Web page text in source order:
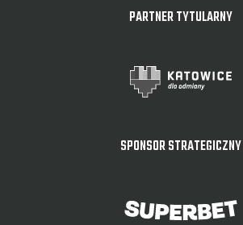
PARTNER TYTULARNY
SPONSOR STRATEGICZNY